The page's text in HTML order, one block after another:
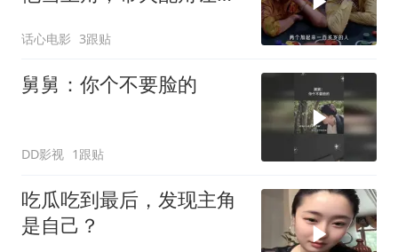
话心电影 3跟贴
舅舅：你个不要脸的
DD影视 1跟贴
吃瓜吃到最后，发现主角
是自己？